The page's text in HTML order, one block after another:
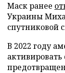
Маск ранее
Украины
спутниковой
В 2022 году